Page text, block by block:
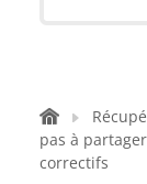
pas à
correctifs